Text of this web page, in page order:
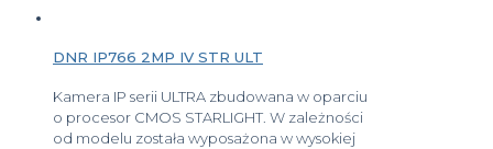
DNR IP766 2MP IV STR ULT
Kamera IP serii ULTRA zbudowana w oparciu
o procesor CMOS STARLIGHT. W zależności
od modelu została wyposażona w wysokiej